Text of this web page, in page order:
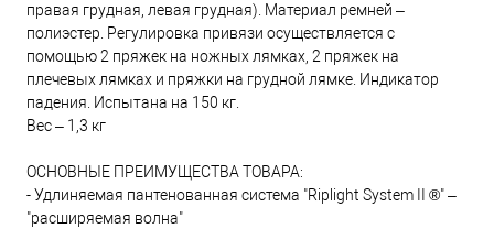
правая грудная, левая грудная). Материал ремней –
полиэстер. Регулировка привязи осуществляется с
помощью 2 пряжек на ножных лямках, 2 пряжек на
плечевых лямках и пряжки на грудной лямке. Индикатор
падения. Испытана на 150 кг.
Вес – 1,3 кг
ОСНОВНЫЕ ПРЕИМУЩЕСТВА ТОВАРА:
- Удлиняемая пантенованная система "Riplight System II ®" –
"расширяемая волна"